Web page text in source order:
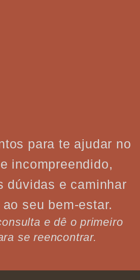
para te ajudar no
incompreendido,
dúvidas e caminhar
ao seu bem-estar.
e dê o primeiro
se reencontrar.